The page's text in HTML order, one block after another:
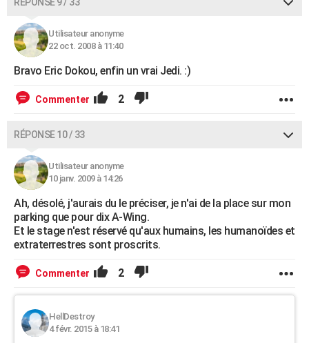
Utilisateur anonyme
22 oct. 2008 à 11:40
Bravo Eric Dokou, enfin un vrai Jedi. :)
Commenter 2
RÉPONSE 10 / 33
Utilisateur anonyme
10 janv. 2009 à 14:26
Ah, désolé, j'aurais du le préciser, je n'ai de la place sur mon
parking que pour dix A-Wing.
Et le stage n'est réservé qu'aux humains, les humanoïdes et
extraterrestres sont proscrits.
Commenter 2
HellDestroy
4 févr. 2015 à 18:41